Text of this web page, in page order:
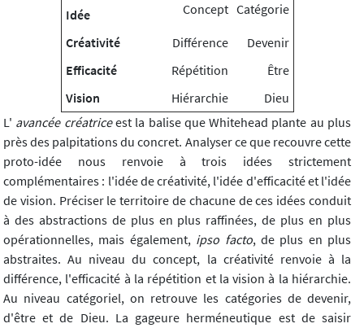
Idée
Concept Catégorie
Créativité Différence
Devenir
Efficacité
Répétition
Être
Vision
Hiérarchie
Dieu
L' avancée créatriceest la balise que Whitehead plante au plus
près des palpitations du concret. Analyser ce que recouvre cette
proto-idée nous renvoie à trois idées strictement
complémentaires : l'idée de créativité, l'idée d'efficacité et l'idée
de vision. Préciser le territoire de chacune de ces idées conduit
à des abstractions de plus en plus raffinées, de plus en plus
opérationnelles, mais également, ipso facto, de plus en plus
abstraites. Au niveau du concept, la créativité renvoie à la
différence, l'efficacité à la répétition et la vision à la hiérarchie.
Au niveau catégoriel, on retrouve les catégories de devenir,
d'être et de Dieu. La gageure herméneutique est de saisir